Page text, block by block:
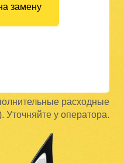
замену
расходные
у оператора.